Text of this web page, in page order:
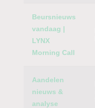
Beursnieuws
vandaag |
LYNX
Morning Call
Aandelen
nieuws &
analyse